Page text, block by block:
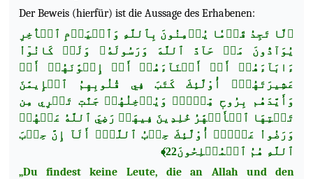
Der Beweis (hierfür) ist die Aussage des Erhabenen:
﴿لَّا تَجِدُ قَوۡمٗا يُؤۡمِنُونَ بِٱللَّهِ وَٱلۡيَوۡمِ ٱلۡأٓخِرِ
يُوَآدُّونَ مَنۡ حَآدَّ ٱللَّهَ وَرَسُولَهُۥ وَلَوۡ كَانُوٓاْ
ءَابَآءَهُمۡ أَوۡ أَبۡنَآءَهُمۡ أَوۡ إِخۡوَٰنَهُمۡ أَوۡ
عَشِيرَتَهُمۡۚ أُوْلَٰٓئِكَ كَتَبَ فِي قُلُوبِهِمُ ٱلۡإِيمَٰنَ
وَأَيَّدَهُم بِرُوحٖ مِّنۡهُۖ وَيُدۡخِلُهُمۡ جَنَّٰتٖ تَجۡرِي مِن
تَحۡتِهَا ٱلۡأَنۡهَٰرُ خَٰلِدِينَ فِيهَاۚ رَضِيَ ٱللَّهُ عَنۡهُمۡ
وَرَضُواْ عَنۡهُۚ أُوْلَٰٓئِكَ حِزۡبُ ٱللَّهِۚ أَلَآ إِنَّ حِزۡبَ
ٱللَّهِ هُمُ ٱلۡمُفۡلِحُونَ22﴾
„Du findest keine Leute, die an Allah und den